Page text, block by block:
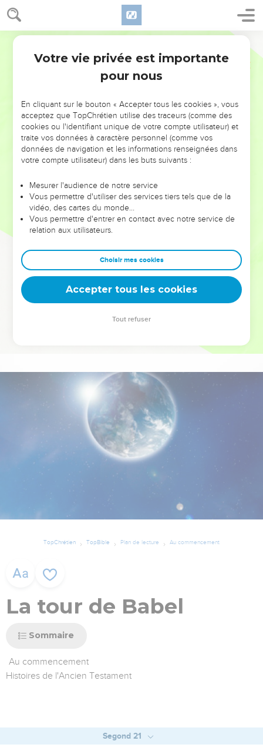
NE MANQUEZ PAS L’ÉVÉNEMENT
DE L’ANNÉE !
ET SI LEURS ERREURS POUVAIENT VOUS ÉVITER LES
VOTRES ?
leur foi ou leur vision. Mais on voit moins les doutes, les erreurs
et les saisons difficiles qu'ils ont traversés, alors même que ce
sont elles qui les ont façonnés.
Dans cette conférence, leaders, entrepreneurs, et responsables
clés pour avancer avec plus de sagesse afin que leurs erreurs
deviennent vos tremplins. Que vous guidiez un ministère, une
équipe, un groupe ou une famille, leur expérience est faite
TopChrétien TopBible Plan de lecture Au commencement
La tour de Babel
Sommaire
Au commencement
Histoires de l'Ancien Testament
Segond 21
Votre vie privée est importante
pour nous
En cliquant sur le bouton « Accepter tous les cookies », vous
acceptez que TopChrétien utilise des traceurs (comme des
cookies ou l'identifiant unique de votre compte utilisateur) et
traite vos données à caractère personnel (comme vos
données de navigation et les informations renseignées dans
votre compte utilisateur) dans les buts suivants :
Mesurer l'audience de notre service
Vous permettre d'utiliser des services tiers tels que de la
vidéo, des cartes du monde…
Vous permettre d'entrer en contact avec notre service de
relation aux utilisateurs.
Choisir mes cookies
Accepter tous les cookies
Tout refuser